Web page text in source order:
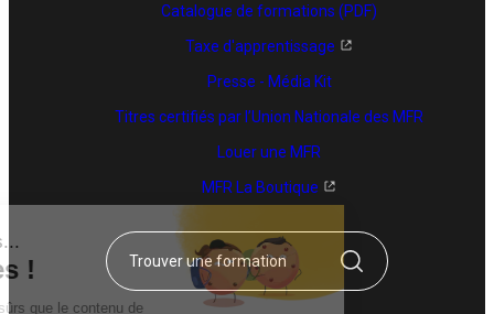
Catalogue de formations (PDF)
Taxe d'apprentissage
Presse - Média Kit
Titres certifiés par l’Union Nationale des MFR
Louer une MFR
MFR La Boutique
Trouver une formation